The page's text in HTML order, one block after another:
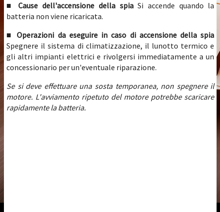
■ Cause dell'accensione della spiaSi accende quando la
batteria non viene ricaricata.
■ Operazioni da eseguire in caso di accensione della spia
Spegnere il sistema di climatizzazione, il lunotto termico e
gli altri impianti elettrici e rivolgersi immediatamente a un
concessionario per un'eventuale riparazione.
Se si deve effettuare una sosta temporanea, non spegnere il
motore. L'avviamento ripetuto del motore potrebbe scaricare
rapidamente la batteria.